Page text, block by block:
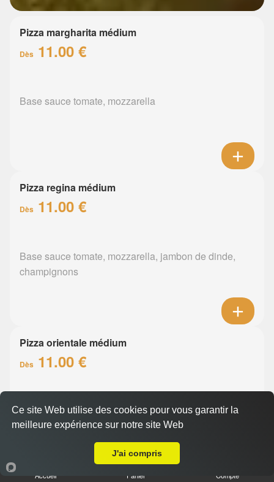
Pizza margharita médium
Dès 11.00 €
Base sauce tomate, mozzarella
Pizza regina médium
Dès 11.00 €
Base sauce tomate, mozzarella, jambon de dinde,
champignons
Pizza orientale médium
Dès 11.00 €
Base sauce tomate, mozzarella, merguez, poivrons
Accueil Panier Compte
Ce site Web utilise des cookies pour vous garantir la
meilleure expérience sur notre site Web
J'ai compris